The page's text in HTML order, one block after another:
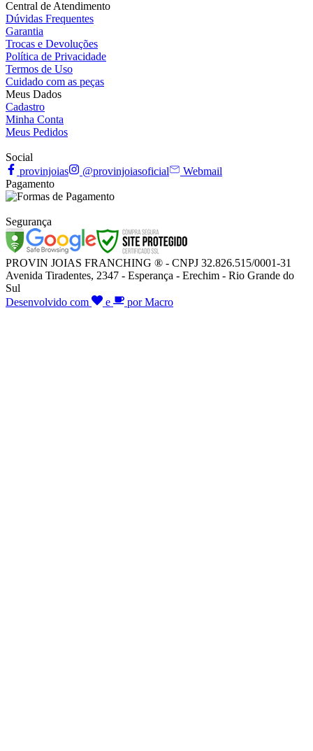
Central de Atendimento
Dúvidas Frequentes
Garantia
Trocas e Devoluções
Política de Privacidade
Termos de Uso
Cuidado com as peças
Meus Dados
Cadastro
Minha Conta
Meus Pedidos
Social
provinjoias
@provinjoiasoficial
Webmail
Pagamento
Segurança
PROVIN JOIAS FRANCHING ® - CNPJ 32.826.515/0001-31
Avenida Tiradentes, 2347 - Esperança - Erechim - Rio Grande do
Sul
Desenvolvido com
e por Macro